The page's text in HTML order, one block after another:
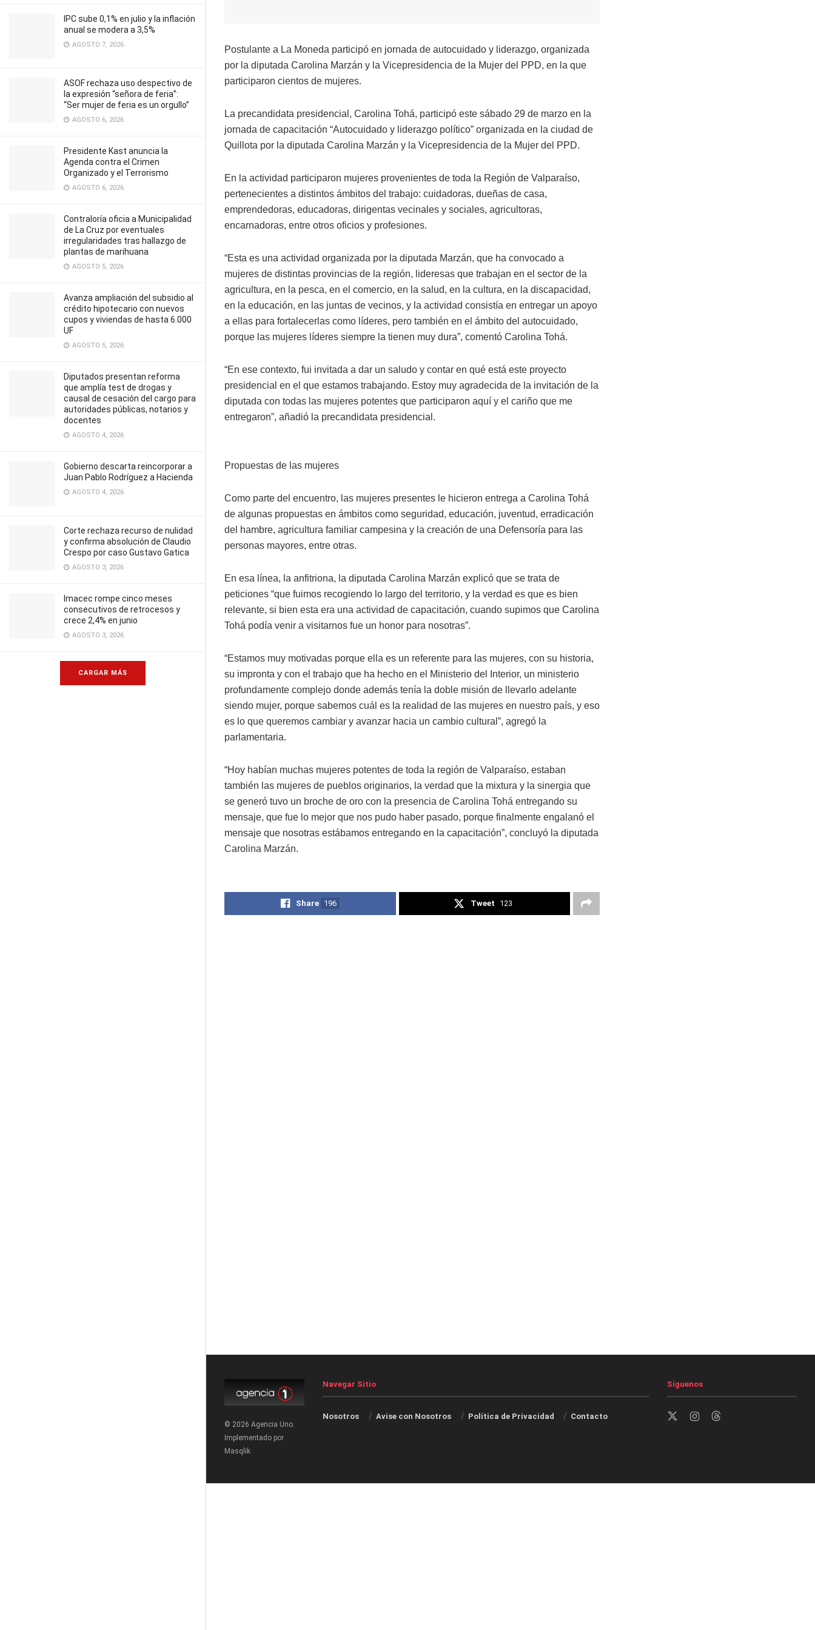
IPC sube 0,1% en julio y la inflación
anual se modera a 3,5%
AGOSTO 7, 2026
ASOF rechaza uso despectivo de
la expresión “señora de feria”:
“Ser mujer de feria es un orgullo”
AGOSTO 6, 2026
Presidente Kast anuncia la
Agenda contra el Crimen
Organizado y el Terrorismo
AGOSTO 6, 2026
Contraloría oficia a Municipalidad
de La Cruz por eventuales
irregularidades tras hallazgo de
plantas de marihuana
AGOSTO 5, 2026
Avanza ampliación del subsidio al
crédito hipotecario con nuevos
cupos y viviendas de hasta 6.000
UF
AGOSTO 5, 2026
Diputados presentan reforma
que amplía test de drogas y
causal de cesación del cargo para
autoridades públicas, notarios y
docentes
AGOSTO 4, 2026
Gobierno descarta reincorporar a
Juan Pablo Rodríguez a Hacienda
AGOSTO 4, 2026
Corte rechaza recurso de nulidad
y confirma absolución de Claudio
Crespo por caso Gustavo Gatica
AGOSTO 3, 2026
Imacec rompe cinco meses
consecutivos de retrocesos y
crece 2,4% en junio
AGOSTO 3, 2026
CARGAR MÁS
Postulante a La Moneda participó en jornada de autocuidado y liderazgo, organizada
por la diputada Carolina Marzán y la Vicepresidencia de la Mujer del PPD, en la que
participaron cientos de mujeres.
La precandidata presidencial, Carolina Tohá, participó este sábado 29 de marzo en la
jornada de capacitación “Autocuidado y liderazgo político” organizada en la ciudad de
Quillota por la diputada Carolina Marzán y la Vicepresidencia de la Mujer del PPD.
En la actividad participaron mujeres provenientes de toda la Región de Valparaíso,
pertenecientes a distintos ámbitos del trabajo: cuidadoras, dueñas de casa,
emprendedoras, educadoras, dirigentas vecinales y sociales, agricultoras,
encarnadoras, entre otros oficios y profesiones.
“Esta es una actividad organizada por la diputada Marzán, que ha convocado a
mujeres de distintas provincias de la región, lideresas que trabajan en el sector de la
agricultura, en la pesca, en el comercio, en la salud, en la cultura, en la discapacidad,
en la educación, en las juntas de vecinos, y la actividad consistía en entregar un apoyo
a ellas para fortalecerlas como líderes, pero también en el ámbito del autocuidado,
porque las mujeres líderes siempre la tienen muy dura”, comentó Carolina Tohá.
“En ese contexto, fui invitada a dar un saludo y contar en qué está este proyecto
presidencial en el que estamos trabajando. Estoy muy agradecida de la invitación de la
diputada con todas las mujeres potentes que participaron aquí y el cariño que me
entregaron”, añadió la precandidata presidencial.
Propuestas de las mujeres
Como parte del encuentro, las mujeres presentes le hicieron entrega a Carolina Tohá
de algunas propuestas en ámbitos como seguridad, educación, juventud, erradicación
del hambre, agricultura familiar campesina y la creación de una Defensoría para las
personas mayores, entre otras.
En esa línea, la anfitriona, la diputada Carolina Marzán explicó que se trata de
peticiones “que fuimos recogiendo lo largo del territorio, y la verdad es que es bien
relevante, si bien esta era una actividad de capacitación, cuando supimos que Carolina
Tohá podía venir a visitarnos fue un honor para nosotras”.
“Estamos muy motivadas porque ella es un referente para las mujeres, con su historia,
su impronta y con el trabajo que ha hecho en el Ministerio del Interior, un ministerio
profundamente complejo donde además tenía la doble misión de llevarlo adelante
siendo mujer, porque sabemos cuál es la realidad de las mujeres en nuestro país, y eso
es lo que queremos cambiar y avanzar hacia un cambio cultural”, agregó la
parlamentaria.
“Hoy habían muchas mujeres potentes de toda la región de Valparaíso, estaban
también las mujeres de pueblos originarios, la verdad que la mixtura y la sinergia que
se generó tuvo un broche de oro con la presencia de Carolina Tohá entregando su
mensaje, que fue lo mejor que nos pudo haber pasado, porque finalmente engalanó el
mensaje que nosotras estábamos entregando en la capacitación”, concluyó la diputada
Carolina Marzán.
Share 196 Tweet 123
© 2026 Agencia Uno.
Implementado por
Masqlik
Navegar Sitio
Nosotros Avise con Nosotros Política de Privacidad Contacto
Síguenos